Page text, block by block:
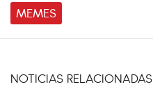
MEMES
NOTICIAS RELACIONADAS